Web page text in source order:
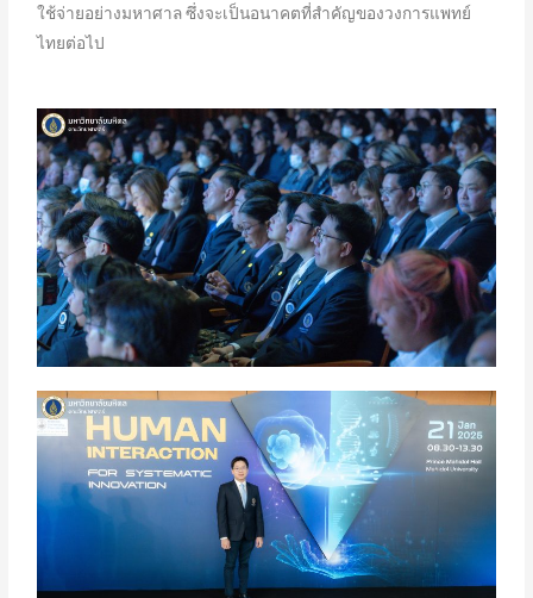
ใช้จ่ายอย่างมหาศาล ซึ่งจะเป็นอนาคตที่สำคัญของวงการแพทย์
ไทยต่อไป